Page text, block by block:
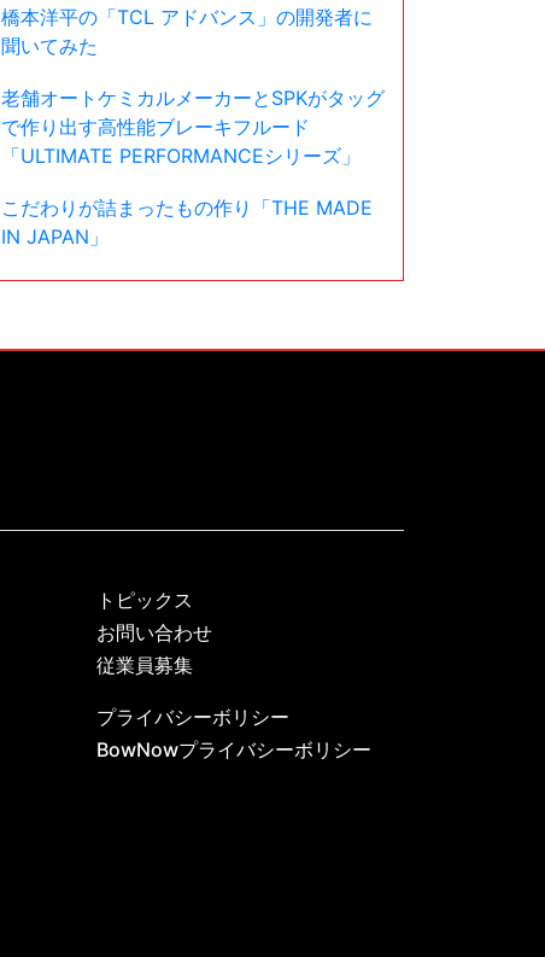
橋本洋平の「TCL アドバンス」の開発者に
聞いてみた
老舗オートケミカルメーカーとSPKがタッグ
で作り出す高性能ブレーキフルード
「ULTIMATE PERFORMANCEシリーズ」
こだわりが詰まったもの作り「THE MADE
IN JAPAN」
トピックス
お問い合わせ
従業員募集
プライバシーボリシー
BowNowプライバシーボリシー